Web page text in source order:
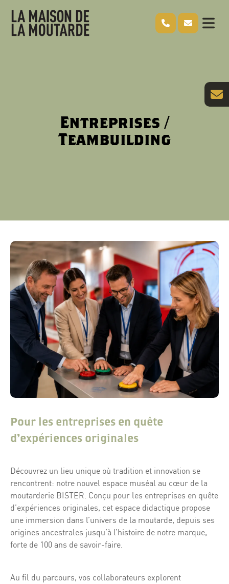
Entreprises /
Teambuilding
Pour les entreprises en quête
d'expériences originales
Découvrez un lieu unique où tradition et innovation se
rencontrent: notre nouvel espace muséal au cœur de la
moutarderie BISTER. Conçu pour les entreprises en quête
d’expériences originales, cet espace didactique propose
une immersion dans l’univers de la moutarde, depuis ses
origines ancestrales jusqu’à l’histoire de notre marque,
forte de 100 ans de savoir-faire.
Au fil du parcours, vos collaborateurs explorent